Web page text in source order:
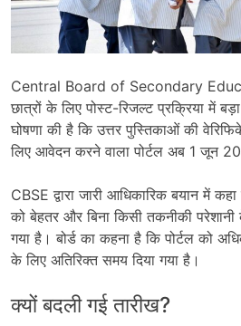
Central Board of Secondary
छात्रों के लिए पोस्ट-रिजल्ट प्रक्रिया में
घोषणा की है कि उत्तर पुस्तिकाओं की
लिए आवेदन करने वाला पोर्टल अब 1 जून
CBSE द्वारा जारी आधिकारिक बयान में
को बेहतर और बिना किसी तकनीकी
गया है। बोर्ड का कहना है कि पोर्टल को
के लिए अतिरिक्त समय दिया गया है।
क्यों बदली गई तारीख?